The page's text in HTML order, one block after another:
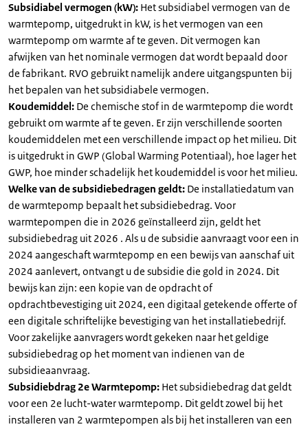
Subsidiabel vermogen (kW): Het subsidiabel vermogen van de
warmtepomp, uitgedrukt in kW, is het vermogen van een
warmtepomp om warmte af te geven. Dit vermogen kan
afwijken van het nominale vermogen dat wordt bepaald door
de fabrikant. RVO gebruikt namelijk andere uitgangspunten bij
het bepalen van het subsidiabele vermogen.
Koudemiddel: De chemische stof in de warmtepomp die wordt
gebruikt om warmte af te geven. Er zijn verschillende soorten
koudemiddelen met een verschillende impact op het milieu. Dit
is uitgedrukt in GWP (Global Warming Potentiaal), hoe lager het
GWP, hoe minder schadelijk het koudemiddel is voor het milieu.
Welke van de subsidiebedragen geldt: De installatiedatum van
de warmtepomp bepaalt het subsidiebedrag. Voor
warmtepompen die in 2026 geïnstalleerd zijn, geldt het
subsidiebedrag uit 2026 . Als u de subsidie aanvraagt voor een in
2024 aangeschaft warmtepomp en een bewijs van aanschaf uit
2024 aanlevert, ontvangt u de subsidie die gold in 2024. Dit
bewijs kan zijn: een kopie van de opdracht of
opdrachtbevestiging uit 2024, een digitaal getekende offerte of
een digitale schriftelijke bevestiging van het installatiebedrijf.
Voor zakelijke aanvragers wordt gekeken naar het geldige
subsidiebedrag op het moment van indienen van de
subsidieaanvraag.
Subsidiebdrag 2e Warmtepomp: Het subsidiebedrag dat geldt
voor een 2e lucht-water warmtepomp. Dit geldt zowel bij het
installeren van 2 warmtepompen als bij het installeren van een